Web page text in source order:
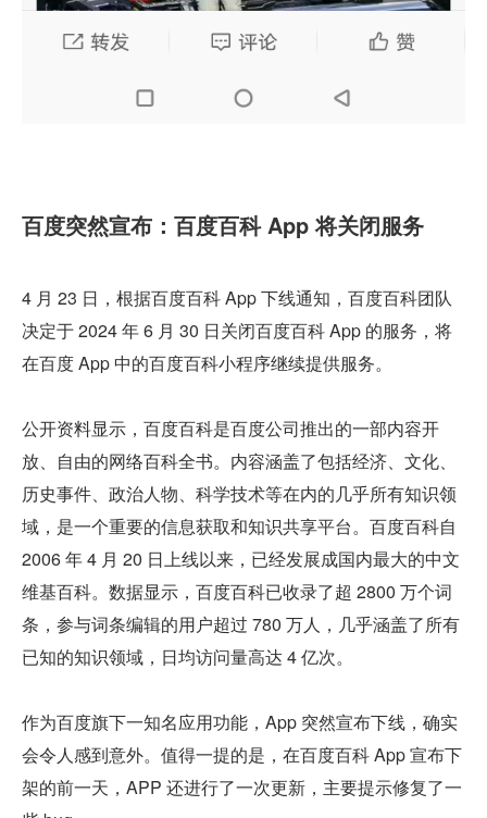
百度突然宣布：百度百科 App 将关闭服务
4 月 23 日，根据百度百科 App 下线通知，百度百科团队
决定于 2024 年 6 月 30 日关闭百度百科 App 的服务，将
在百度 App 中的百度百科小程序继续提供服务。
公开资料显示，百度百科是百度公司推出的一部内容开
放、自由的网络百科全书。内容涵盖了包括经济、文化、
历史事件、政治人物、科学技术等在内的几乎所有知识领
域，是一个重要的信息获取和知识共享平台。百度百科自
2006 年 4 月 20 日上线以来，已经发展成国内最大的中文
维基百科。数据显示，百度百科已收录了超 2800 万个词
条，参与词条编辑的用户超过 780 万人，几乎涵盖了所有
已知的知识领域，日均访问量高达 4 亿次。
作为百度旗下一知名应用功能，App 突然宣布下线，确实
会令人感到意外。值得一提的是，在百度百科 App 宣布下
架的前一天，APP 还进行了一次更新，主要提示修复了一